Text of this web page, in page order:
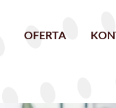
OFERTA